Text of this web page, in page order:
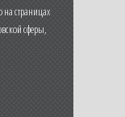
на страницах
сферы,